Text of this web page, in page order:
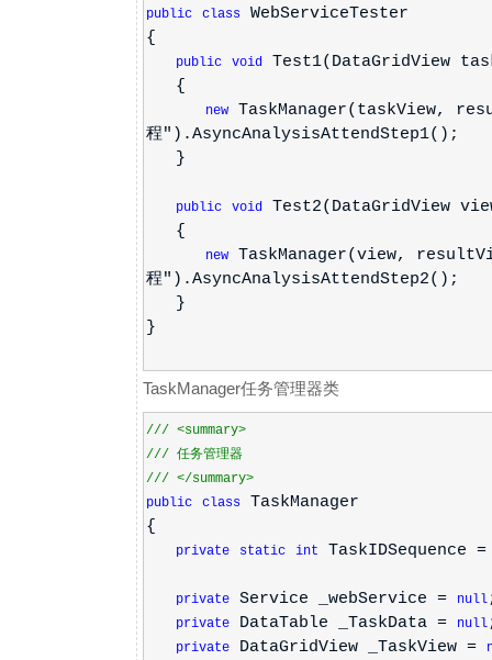
public
class
WebServiceTester
{
public void
Test1(DataGridView
{
new
TaskManager(taskView,
程").AsyncAnalysisAttendStep1();
}
public void
Test2(DataGridView
{
new
TaskManager(view,
程").AsyncAnalysisAttendStep2();
}
}
TaskManager任务管理器类
/// <summary>
/// 任务管理器
/// </summary>
public
class
TaskManager
{
private static int TaskIDSequence
private Service _webService = null
private DataTable _TaskData = null
private DataGridView _TaskView =